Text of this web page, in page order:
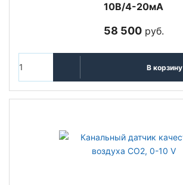
10В/4-20мА
58 500руб.
В корзину